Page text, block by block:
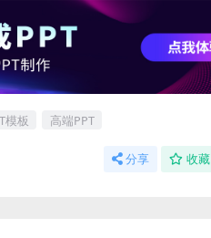
模板 高端PPT
分享 收藏